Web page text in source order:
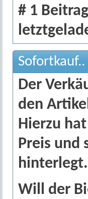
# 1
Der
den
Hierzu
Preis und
hinterlegt.
Will der